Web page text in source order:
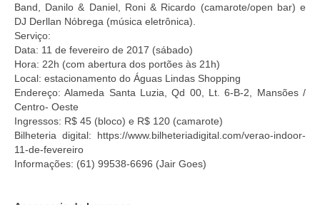
Band, Danilo & Daniel, Roni & Ricardo (camarote/open bar) e
DJ Derllan Nóbrega (música eletrônica).
Serviço:
Data: 11 de fevereiro de 2017 (sábado)
Hora: 22h (com abertura dos portões às 21h)
Local: estacionamento do Águas Lindas Shopping
Endereço: Alameda Santa Luzia, Qd 00, Lt. 6-B-2, Mansões /
Centro- Oeste
Ingressos: R$ 45 (bloco) e R$ 120 (camarote)
Bilheteria digital: https://www.bilheteriadigital.com/verao-indoor-
11-de-fevereiro
Informações: (61) 99538-6696 (Jair Goes)